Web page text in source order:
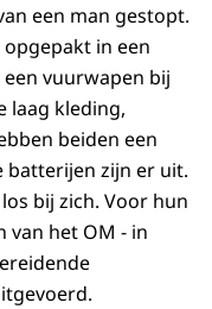
een man gestopt.
in een
een vuurwapen bij
laag kleding,
beiden een
batterijen zijn er uit.
bij zich. Voor hun
van het OM - in